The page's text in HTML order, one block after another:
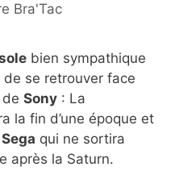
Bra'Tac
bien sympathique
se retrouver face
Sony : La
la fin d’une époque et
qui ne sortira
après la Saturn.